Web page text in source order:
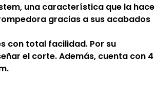
una característica que la hace
gracias a sus acabados
con total facilidad. Por su
el corte. Además, cuenta con 4